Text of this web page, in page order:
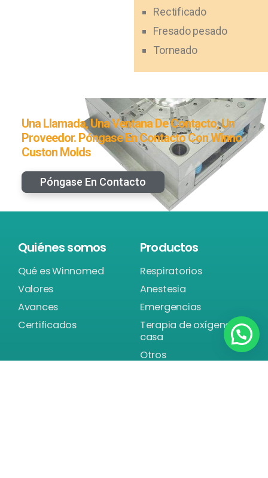
Rectificado
Fresado pesado
Torneado
Una Llamada, Una Ventana De Contacto, Un
Proveedor. Póngase En Contacto Con Winno
Custon Molds
Póngase En Contacto
Quiénes somos
Qué es Winnomed
Valores
Avances
Certificados
Productos
Respiratorios
Anestesia
Emergencias
Terapia de oxígeno en
casa
Otros